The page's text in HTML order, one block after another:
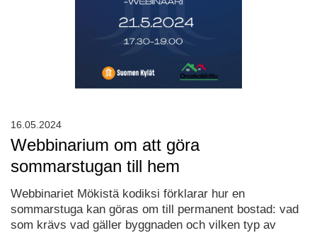
Webbinarium om att göra
sommarstugan till hem
Webbinariet Mökistä kodiksi förklarar hur en
sommarstuga kan göras om till permanent bostad: vad
som krävs vad gäller byggnaden och vilken typ av
16.05.2024